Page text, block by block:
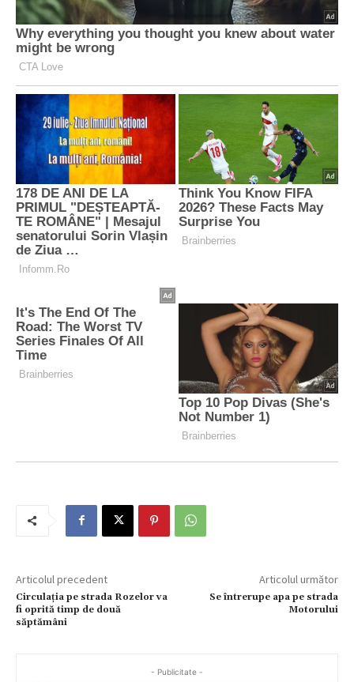
Articolul precedent
Circulația pe strada Rozelor va
fi oprită timp de două
săptămâni
Articolul următor
Se întrerupe apa pe strada
Motorului
- Publicitate -